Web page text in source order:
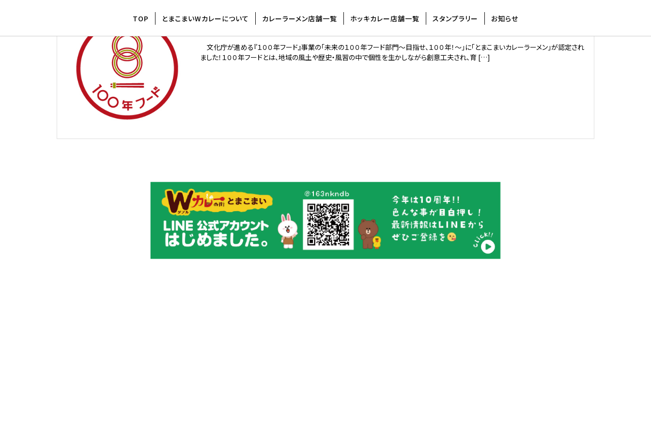
TOP とまこまいWカレーについて カレーラーメン店舗一覧 ホッキカレー店舗一覧 スタンプラリー お知らせ
文化庁「100年フード」に「とまこまいカレーラーメン」が認定されました！
文化庁が進める『１００年フード』事業の「未来の１００年フード部門〜目指せ、１００年！〜」に「とまこまいカレーラーメン」が認定され
ました！１００年フードとは、地域の風土や歴史・風習の中で個性を生かしながら創意工夫され、育 […]